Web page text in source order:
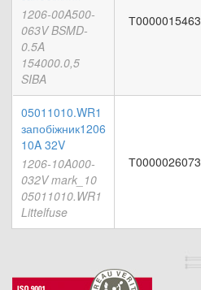
1206-00A500-
063V BSMD-
0.5A
154000.0,5
SIBA
Т0000015463
05011010.WR1
запобіжник1206
10A 32V
1206-10A000-
032V mark_10
05011010.WR1
Littelfuse
Т0000026073